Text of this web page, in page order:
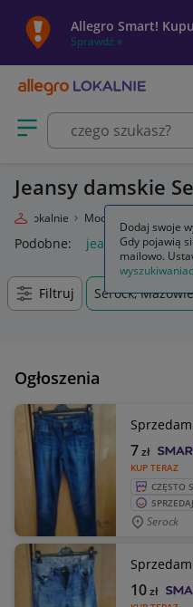
Allegro Smart!
Sprawdź »
Otwórz menu z kategoriami
Jeansy damskie
Lokalnie Moda
Podobne: jeansy jeansy
Filtruj Serock,
Ogłoszenia
KUP TERAZ
7zł
CZĘSTO
Serock
10zł
Dodaj swoje
Gdy pojawią
mailowo.